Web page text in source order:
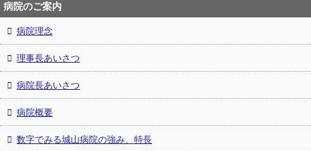
病院のご案内
病院理念
理事長あいさつ
病院長あいさつ
病院概要
数字でみる城山病院の強み、特長